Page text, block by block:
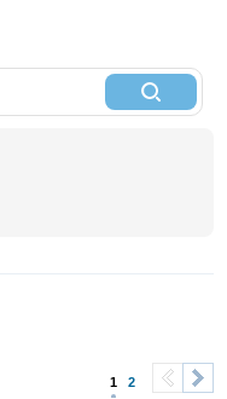
1 2